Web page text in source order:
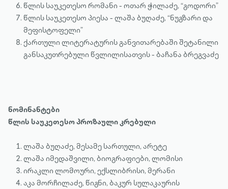
წლის საუკეთესო რომანი - ოთარ ჭილაძე, “გოდორი”
წლის საუკეთესო პიესა - ლაშა ბუღაძე, “ნუგზარი და
მეფისტოფელი”
ქართული ლიტერატურის განვითარებაში შეტანილი
განსაკუთრებული წვლილისათვის - ბაჩანა ბრეგვაძე
ნომინანტები
წლის საუკეთესო პროზაული კრებული
ლაშა ბუღაძე, მესამე სართული, არეტე
ლაშა იმედაშვილი, ბიოგრაფიები, ლომისი
ირაკლი ლომოური, ექსლიბრისი, მერანი
აკა მორჩილაძე, წიგნი, ბაკურ სულაკაურის